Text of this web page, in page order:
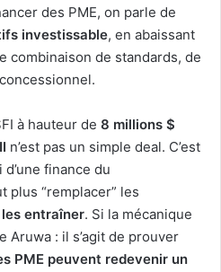
des PME, on parle de
investissable, en abaissant
combinaison de standards, de
à hauteur de 8 millions $
n’est pas un simple deal. C’est
finance du
plus “remplacer” les
les entraîner. Si la mécanique
Aruwa : il s’agit de prouver
PME peuvent redevenir un